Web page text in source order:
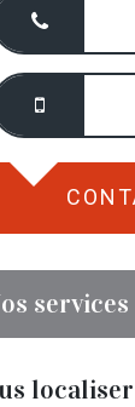
services
localiser